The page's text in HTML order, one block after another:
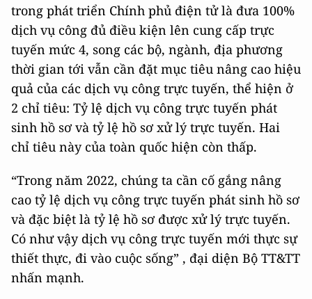
trong phát triển Chính phủ điện tử là đưa 100%
dịch vụ công đủ điều kiện lên cung cấp trực
tuyến mức 4, song các bộ, ngành, địa phương
thời gian tới vẫn cần đặt mục tiêu nâng cao hiệu
quả của các dịch vụ công trực tuyến, thể hiện ở
2 chỉ tiêu: Tỷ lệ dịch vụ công trực tuyến phát
sinh hồ sơ và tỷ lệ hồ sơ xử lý trực tuyến. Hai
chỉ tiêu này của toàn quốc hiện còn thấp.
“Trong năm 2022, chúng ta cần cố gắng nâng
cao tỷ lệ dịch vụ công trực tuyến phát sinh hồ sơ
và đặc biệt là tỷ lệ hồ sơ được xử lý trực tuyến.
Có như vậy dịch vụ công trực tuyến mới thực sự
thiết thực, đi vào cuộc sống” , đại diện Bộ TT&TT
nhấn mạnh.